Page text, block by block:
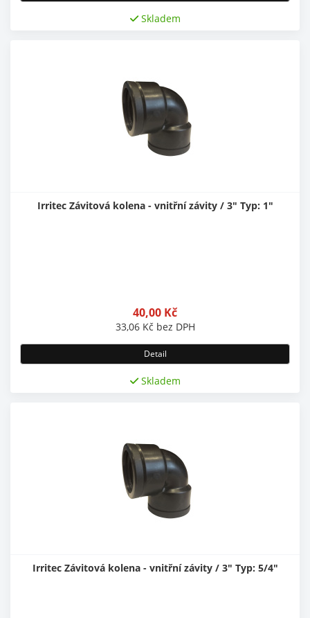
Skladem
Irritec Závitová kolena - vnitřní závity / 3" Typ: 1"
40,00 Kč
33,06 Kč bez DPH
Detail
Skladem
Irritec Závitová kolena - vnitřní závity / 3" Typ: 5/4"